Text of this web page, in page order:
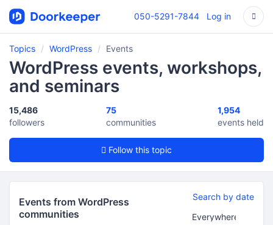
050-5291-7844 Log in
Topics WordPress Events
WordPress events, workshops,
and seminars
Follow this topic
15,486
followers
75
communities
1,954
events held
Events from WordPress
communities
Search by date